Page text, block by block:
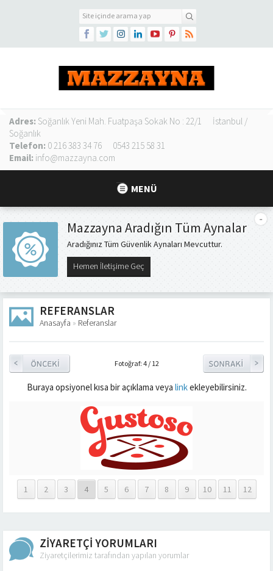
Adres: Soğanlık Yeni Mah. Fuatpaşa Sokak No : 22/1
İstanbul /
Soğanlık
Telefon: 0 216 383 34 76
0543 215 58 31
Email: info@mazzayna.com
MENÜ
Mazzayna Aradığın Tüm Aynalar
Aradığınız Tüm Güvenlik Aynaları Mevcuttur.
Hemen İletişime Geç
REFERANSLAR
Anasayfa » Referanslar
Fotoğraf: 4 / 12
Buraya opsiyonel kısa bir açıklama veya linkekleyebilirsiniz.
1 2 3 4 5 6 7 8 9 10 11 12
ZİYARETÇİ YORUMLARI
Ziyaretçilerimiz tarafından yapılan yorumlar